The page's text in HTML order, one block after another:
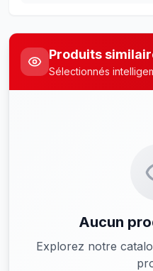
Produits
Sélectionnés
Aucun
Explorez notre